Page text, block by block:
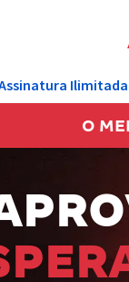
Ilimitada
O
principais